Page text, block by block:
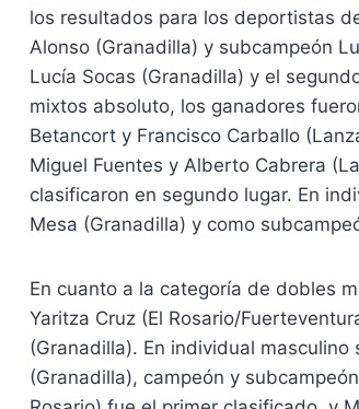
los resultados para los deportistas
Alonso (Granadilla) y subcampeón
Lucía Socas (Granadilla) y el
mixtos absoluto, los ganadores
Betancort y Francisco Carballo
Miguel Fuentes y Alberto Cabrera
clasificaron en segundo lugar. En
Mesa (Granadilla) y como
En cuanto a la categoría de dobles
Yaritza Cruz (El Rosario/
(Granadilla). En individual
(Granadilla), campeón y